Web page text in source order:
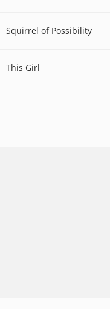
Squirrel of Possibility
This Girl